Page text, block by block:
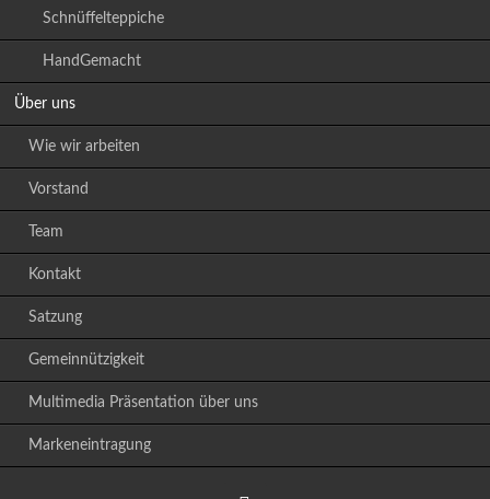
Schnüffelteppiche
HandGemacht
Über uns
Wie wir arbeiten
Vorstand
Team
Kontakt
Satzung
Gemeinnützigkeit
Multimedia Präsentation über uns
Markeneintragung